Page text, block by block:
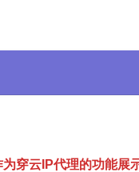
为穿云 P代理的功能展